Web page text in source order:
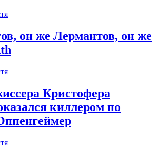
он же Лермантов, он же
Кристофера
киллером по